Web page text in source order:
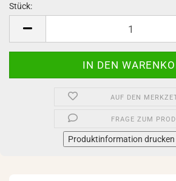
Stück:
AUF DEN
FRAGE ZUM
Produktinformation drucken